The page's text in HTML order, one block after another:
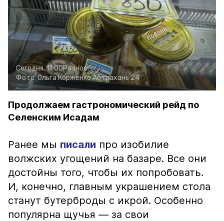
Сегодня, 11:00Разное
Фото:Ольга КорженкоАстрахань 24
Продолжаем гастрономический рейд по
Селенским Исадам
Ранее мы писали про изобилие
волжских угощений на базаре. Все они
достойны того, чтобы их попробовать.
И, конечно, главным украшением стола
станут бутерброды с икрой. Особенно
популярна щучья — за свои